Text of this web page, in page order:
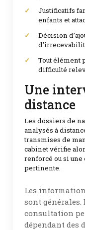
Justificatifs
enfants et
Décision
Tout élément
difficulté
Une
distance
Les dossiers de
analysés à
transmises de
cabinet vérifie
renforcé ou si
pertinente.
Les
sont générales.
consultation
dépendant des